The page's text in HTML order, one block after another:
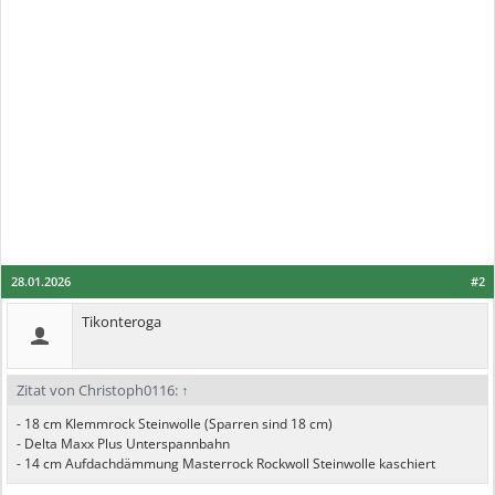
#2
28.01.2026
Tikonteroga
Zitat von Christoph0116: ↑
- 18 cm Klemmrock Steinwolle (Sparren sind 18 cm)
- Delta Maxx Plus Unterspannbahn
- 14 cm Aufdachdämmung Masterrock Rockwoll Steinwolle kaschiert